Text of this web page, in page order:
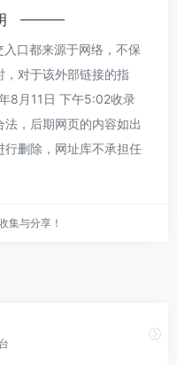
口都来源于网络，不保
，对于该外部链接的指
8月11日 下午5:02收录
，后期网页的内容如出
删除，网址库不承担任
集与分享！